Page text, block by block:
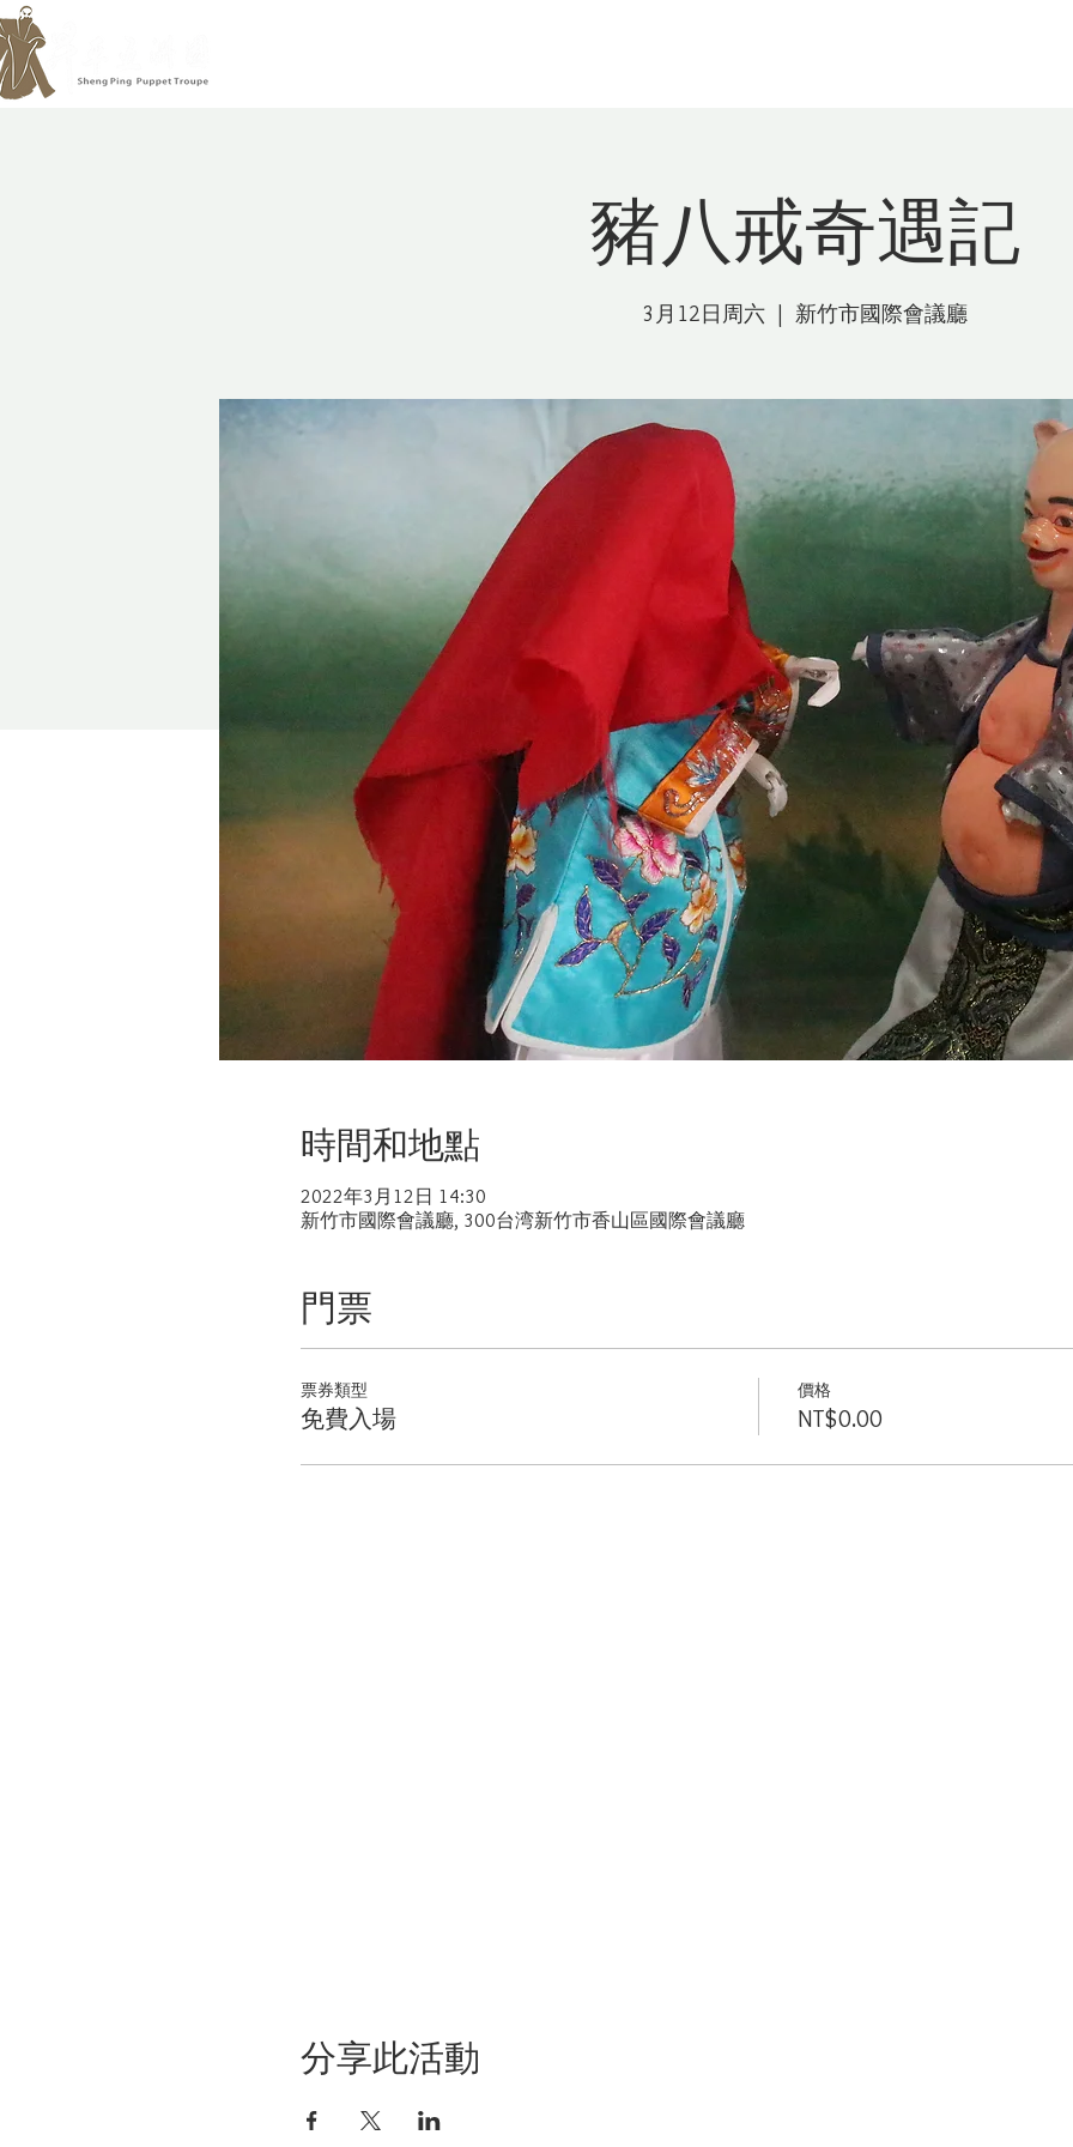
豬八戒奇遇記
3月12日周六
  |
新竹市國際會議廳
時間和地點
2022年3月12日 14:30
新竹市國際會議廳, 300台湾新竹市香山區國際會議廳
門票
票券類型
免費入場
價格
NT$0.00
分享此活動